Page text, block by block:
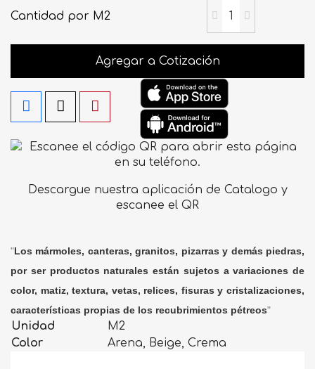
Cantidad por M2
Agregar a Cotización
Descargue nuestra aplicación de Catalogo y
escanee el QR
"Los mármoles, canteras, granitos, pizarras y demás piedras,
por ser productos naturales están sujetos a variaciones de
color, matiz, textura, vetas, relices, fisuras y cristalizaciones,
características propias de los recubrimientos pétreos"
Unidad
M2
Color
Arena, Beige, Crema